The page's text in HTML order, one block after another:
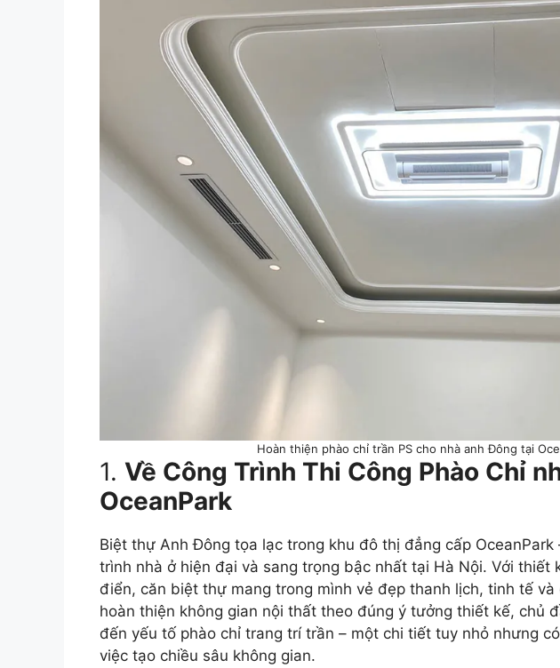
Hoàn thiện phào chỉ trần PS cho nhà anh Đông tại
1. Về Công Trình Thi Công Phào Chỉ
OceanPark
Biệt thự Anh Đông tọa lạc trong khu đô thị đẳng cấp OceanPark
trình nhà ở hiện đại và sang trọng bậc nhất tại Hà Nội. Với thiết
điển, căn biệt thự mang trong mình vẻ đẹp thanh lịch, tinh tế
hoàn thiện không gian nội thất theo đúng ý tưởng thiết kế, chủ
đến yếu tố phào chỉ trang trí trần – một chi tiết tuy nhỏ nhưng
việc tạo chiều sâu không gian.